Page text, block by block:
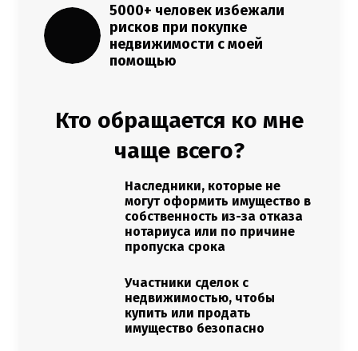
5000+ человек избежали
рисков при покупке
недвижимости с моей
помощью
Кто обращается ко мне
чаще всего?
Наследники, которые не
могут оформить имущество в
собственность из-за отказа
нотариуса или по причине
пропуска срока
Участники сделок с
недвижимостью, чтобы
купить или продать
имущество безопасно